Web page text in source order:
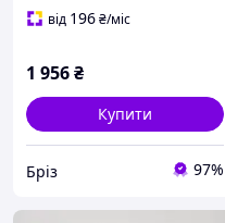
від 196₴/міс
1 956₴
Купити
Бріз 97%